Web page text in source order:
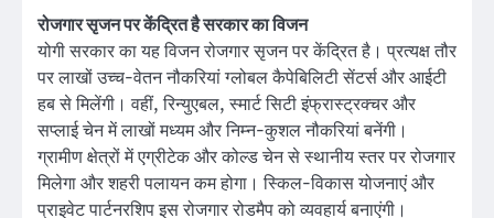
रोजगार सृजन पर केंद्रित है सरकार का विजन
योगी सरकार का यह विजन रोजगार सृजन पर केंद्रित है। प्रत्यक्ष तौर
पर लाखों उच्च-वेतन नौकरियां ग्लोबल कैपेबिलिटी सेंटर्स और आईटी
हब से मिलेंगी। वहीं, रिन्युएबल, स्मार्ट सिटी इंफ्रास्ट्रक्चर और
सप्लाई चेन में लाखों मध्यम और निम्न-कुशल नौकरियां बनेंगी।
ग्रामीण क्षेत्रों में एग्रीटेक और कोल्ड चेन से स्थानीय स्तर पर रोजगार
मिलेगा और शहरी पलायन कम होगा। स्किल-विकास योजनाएं और
प्राइवेट पार्टनरशिप इस रोजगार रोडमैप को व्यवहार्य बनाएंगी।